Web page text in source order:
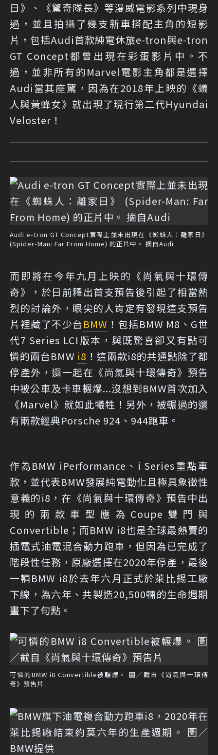
日》、《驚奇隊長》等漫威電影系列中現身
過，並且拍攝了幾支新車搭配主角的短影
片，包括Audi首款純電休旅e-tron與e-tron
GT Concept都曾出現在彩蛋影片中。不
過，並非所有的Marvel電影主角都是選擇
Audi當其座駕，因為在2018年上映的《蟻
人與黃蜂女》就出現了現行第二代Hyundai
Veloster！
Audi e-tron GT Concept實際上並未出現在《蜘蛛人：離家日》
(Spider-Man: Far From Home) 的正片中。 摘自Audi
而即將在今年九月上映的《尚氣與十環傳
奇》，於日前釋出首支預告後引起了相當熱
烈的討論外，眼尖的人肯定有發現這支預告
片裡藏了不少台BMW ！包括BMW M8、G世
代7 Series LCI版本，與既驚喜卻又有點可
憐的兩台BMW i8 ！這兩款i8的共通點除了都
停產外，還一起在《尚氣與十環傳奇》預告
中被公車及卡車輾爆...沒想到BMW首次加入
《Marvel》就如此犧牲！另外，被輾過的還
有兩款經典Porsche 924、944跑車。
作為BMW iPerformance、i Series重點車
款，並代表BMW發展純電動化且極具象徵性
意義的i8，在《尚氣與十環傳奇》預告中出
現的兩款車型應為Coupe雙門與
Convertible；而BMW i8也是全球最熱賣的
插電式油電混合動力跑車，但因為已完成了
階段性任務，原廠選擇在2020年停產，最後
一輛BMW i8於去年六月正式於萊比錫工廠
下線，為六年、共製造20,500輛的生命週期
畫下了句點。
可憐的BMW i8 Convertible被輾爆。 圖／截自《尚氣與十環傳
奇》預告片